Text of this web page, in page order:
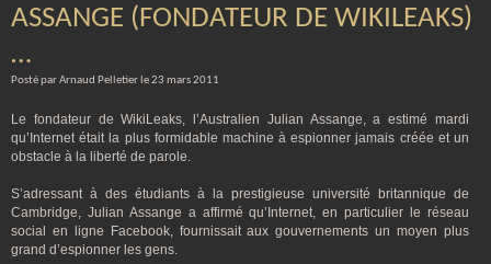
ASSANGE (FONDATEUR DE WIKILEAKS)
…
Posté par Arnaud Pelletier le 23 mars 2011
Le fondateur de WikiLeaks, l’Australien Julian Assange, a estimé mardi
qu’Internet était la plus formidable machine à espionner jamais créée et un
obstacle à la liberté de parole.
S’adressant à des étudiants à la prestigieuse université britannique de
Cambridge, Julian Assange a affirmé qu’Internet, en particulier le réseau
social en ligne Facebook, fournissait aux gouvernements un moyen plus
grand d’espionner les gens.